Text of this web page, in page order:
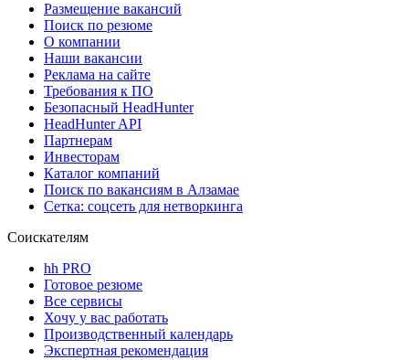
Размещение вакансий
Поиск по резюме
О компании
Наши вакансии
Реклама на сайте
Требования к ПО
Безопасный HeadHunter
HeadHunter API
Партнерам
Инвесторам
Каталог компаний
Поиск по вакансиям в Алзамае
Сетка: соцсеть для нетворкинга
Соискателям
hh PRO
Готовое резюме
Все сервисы
Хочу у вас работать
Производственный календарь
Экспертная рекомендация